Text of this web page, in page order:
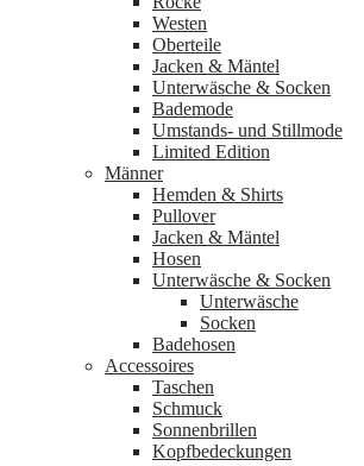
Westen
Oberteile
Jacken & Mäntel
Unterwäsche & Socken
Bademode
Umstands- und Stillmode
Limited Edition
Männer
Hemden & Shirts
Pullover
Jacken & Mäntel
Hosen
Unterwäsche & Socken
Unterwäsche
Socken
Badehosen
Accessoires
Taschen
Schmuck
Sonnenbrillen
Kopfbedeckungen